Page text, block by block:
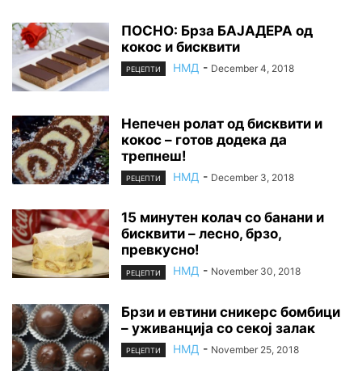
ПОСНО: Брза БАЈАДЕРА од
кокос и бисквити
РЕЦЕПТИ НМД - December 4, 2018
Непечен ролат од бисквити и
кокос – готов додека да
трепнеш!
РЕЦЕПТИ НМД - December 3, 2018
15 минутен колач со банани и
бисквити – лесно, брзо,
превкусно!
РЕЦЕПТИ НМД - November 30, 2018
Брзи и евтини сникерс бомбици
– уживанција со секој залак
РЕЦЕПТИ НМД - November 25, 2018